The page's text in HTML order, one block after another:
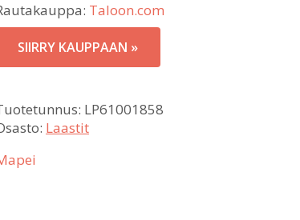
Taloon.com
SIIRRY KAUPPAAN »
LP61001858
Laastit